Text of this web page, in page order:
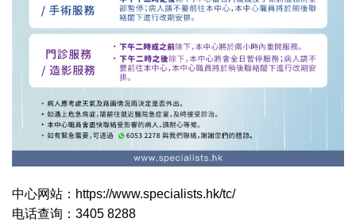
中心网站：https://www.specialists.hk/tc/
电话查询：3405 8288